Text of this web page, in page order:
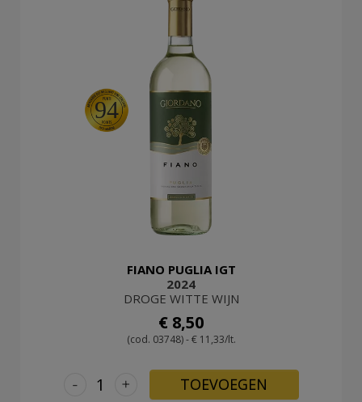
94
FIANO PUGLIA IGT
2024
DROGE WITTE WIJN
€ 8,50
(cod. 03748) - € 11,33/lt.
+
- TOEVOEGEN